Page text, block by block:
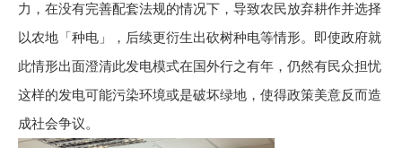
力，在没有完善配套法规的情况下，导致农民放弃耕作并选择
以农地「种电」，后续更衍生出砍树种电等情形。即使政府就
此情形出面澄清此发电模式在国外行之有年，仍然有民众担忧
这样的发电可能污染环境或是破坏绿地，使得政策美意反而造
成社会争议。